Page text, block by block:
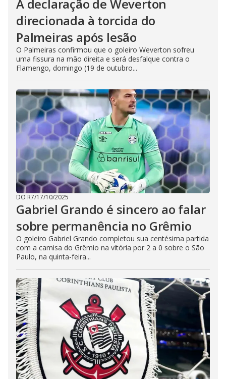
A declaração de Weverton
direcionada à torcida do
Palmeiras após lesão
O Palmeiras confirmou que o goleiro Weverton sofreu
uma fissura na mão direita e será desfalque contra o
Flamengo, domingo (19 de outubro...
DO R7/17/10/2025
Gabriel Grando é sincero ao falar
sobre permanência no Grêmio
O goleiro Gabriel Grando completou sua centésima partida
com a camisa do Grêmio na vitória por 2 a 0 sobre o São
Paulo, na quinta-feira...